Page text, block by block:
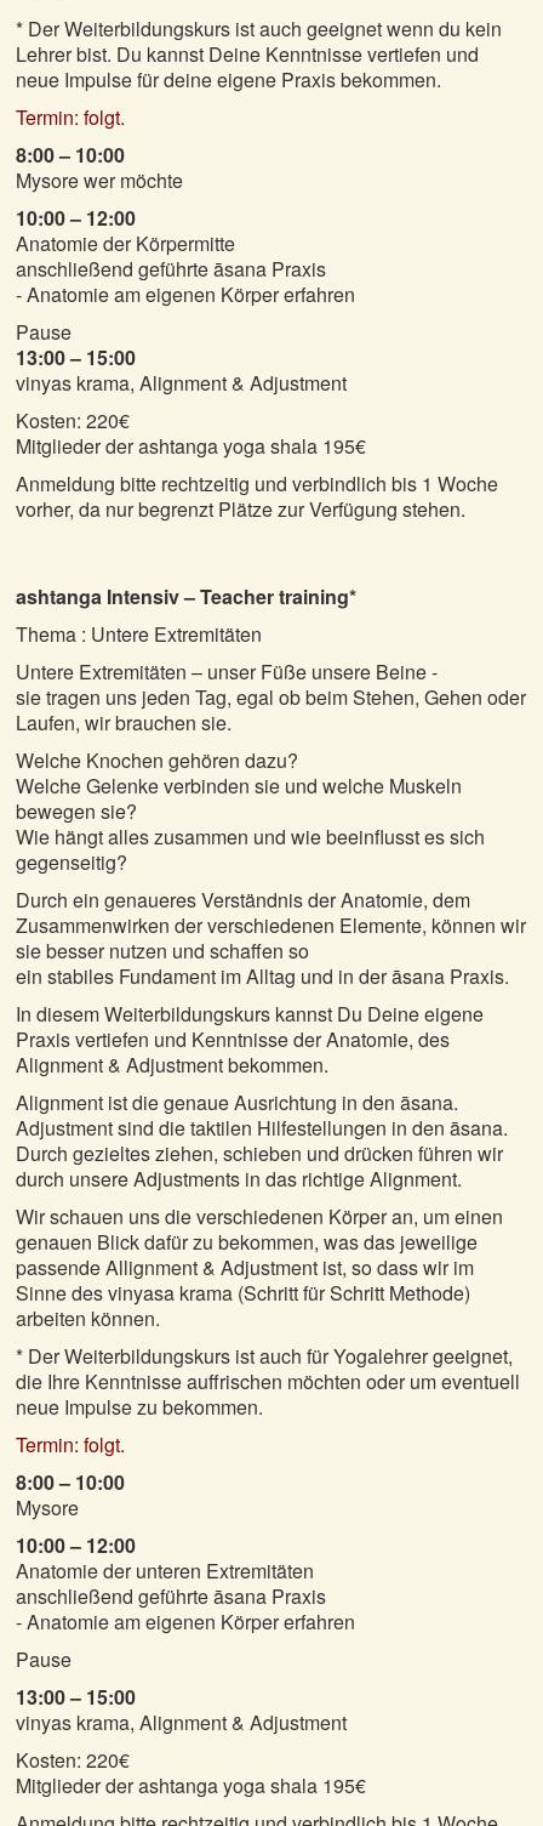
* Der Weiterbildungskurs ist auch geeignet wenn du kein
Lehrer bist. Du kannst Deine Kenntnisse vertiefen und
neue Impulse für deine eigene Praxis bekommen.
Termin: folgt.
8:00 – 10:00
Mysore wer möchte
10:00 – 12:00
Anatomie der Körpermitte
anschließend geführte āsana Praxis
- Anatomie am eigenen Körper erfahren
Pause
13:00 – 15:00
vinyas krama, Alignment & Adjustment
Kosten: 220€
Mitglieder der ashtanga yoga shala 195€
Anmeldung bitte rechtzeitig und verbindlich bis 1 Woche
vorher, da nur begrenzt Plätze zur Verfügung stehen.
ashtanga Intensiv – Teacher training*
Thema : Untere Extremitäten
Untere Extremitäten – unser Füße unsere Beine -
sie tragen uns jeden Tag, egal ob beim Stehen, Gehen oder
Laufen, wir brauchen sie.
Welche Knochen gehören dazu?
Welche Gelenke verbinden sie und welche Muskeln
bewegen sie?
Wie hängt alles zusammen und wie beeinflusst es sich
gegenseitig?
Durch ein genaueres Verständnis der Anatomie, dem
Zusammenwirken der verschiedenen Elemente, können wir
sie besser nutzen und schaffen so
ein stabiles Fundament im Alltag und in der āsana Praxis.
In diesem Weiterbildungskurs kannst Du Deine eigene
Praxis vertiefen und Kenntnisse der Anatomie, des
Alignment & Adjustment bekommen.
Alignment ist die genaue Ausrichtung in den āsana.
Adjustment sind die taktilen Hilfestellungen in den āsana.
Durch gezieltes ziehen, schieben und drücken führen wir
durch unsere Adjustments in das richtige Alignment.
Wir schauen uns die verschiedenen Körper an, um einen
genauen Blick dafür zu bekommen, was das jeweilige
passende Allignment & Adjustment ist, so dass wir im
Sinne des vinyasa krama (Schritt für Schritt Methode)
arbeiten können.
* Der Weiterbildungskurs ist auch für Yogalehrer geeignet,
die Ihre Kenntnisse auffrischen möchten oder um eventuell
neue Impulse zu bekommen.
Termin: folgt.
8:00 – 10:00
Mysore
10:00 – 12:00
Anatomie der unteren Extremitäten
anschließend geführte āsana Praxis
- Anatomie am eigenen Körper erfahren
Pause
13:00 – 15:00
vinyas krama, Alignment & Adjustment
Kosten: 220€
Mitglieder der ashtanga yoga shala 195€